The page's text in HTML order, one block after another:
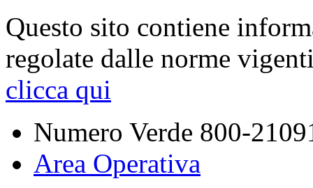
Questo sito contiene
regolate dalle norme
clicca qui
Numero Verde 800-
Area Operativa